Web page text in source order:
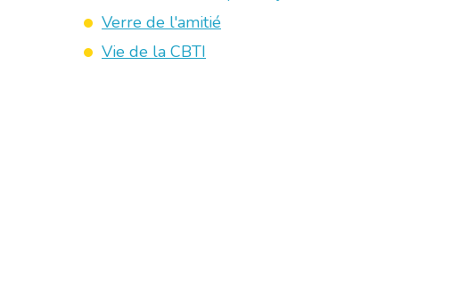
Verre de l'amitié
Vie de la CBTI